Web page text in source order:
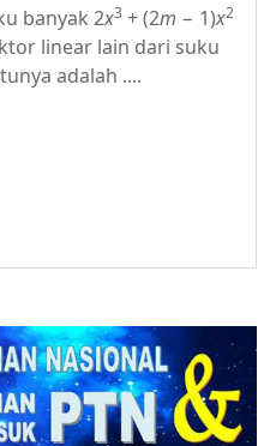
banyak 2x3 + (2m − 1)x2
linear lain dari suku
adalah ....